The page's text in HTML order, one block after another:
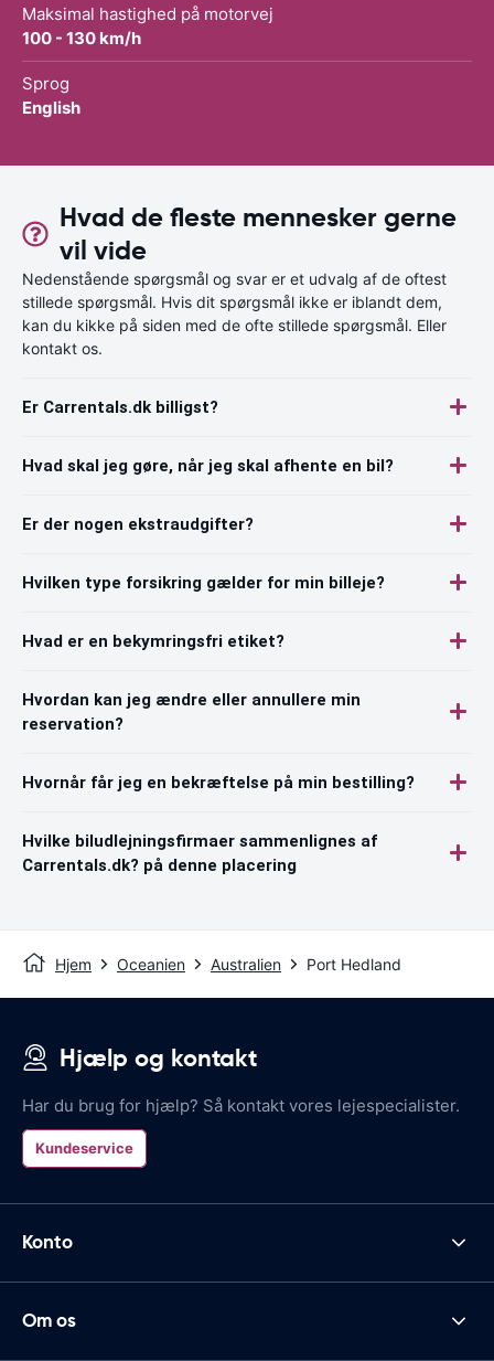
Maksimal hastighed på motorvej
100 - 130 km/h
Sprog
English
Hvad de fleste mennesker gerne
vil vide
Nedenstående spørgsmål og svar er et udvalg af de oftest
stillede spørgsmål. Hvis dit spørgsmål ikke er iblandt dem,
kan du kikke på siden med de ofte stillede spørgsmål. Eller
kontakt os.
Er Carrentals.dk billigst?
Hvad skal jeg gøre, når jeg skal afhente en bil?
Er der nogen ekstraudgifter?
Hvilken type forsikring gælder for min billeje?
Hvad er en bekymringsfri etiket?
Hvordan kan jeg ændre eller annullere min
reservation?
Hvornår får jeg en bekræftelse på min bestilling?
Hvilke biludlejningsfirmaer sammenlignes af
Carrentals.dk? på denne placering
Hjem Oceanien Australien Port Hedland
Hjælp og kontakt
Har du brug for hjælp? Så kontakt vores lejespecialister.
Kundeservice
Konto
Om os